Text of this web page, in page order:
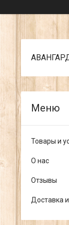
Товары и
О нас
Отзывы
Доставка